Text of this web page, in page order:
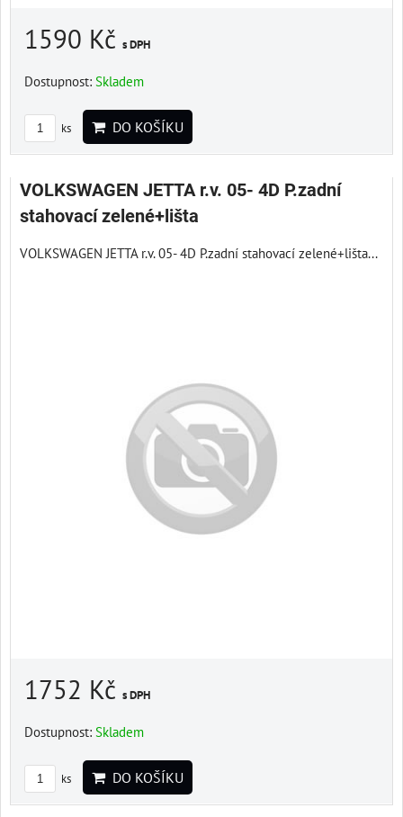
1590 Kč s DPH
Dostupnost: Skladem
ks DO KOŠÍKU
VOLKSWAGEN JETTA r.v. 05- 4D P.zadní
stahovací zelené+lišta
VOLKSWAGEN JETTA r.v. 05- 4D P.zadní stahovací zelené+lišta...
1752 Kč s DPH
Dostupnost: Skladem
ks DO KOŠÍKU